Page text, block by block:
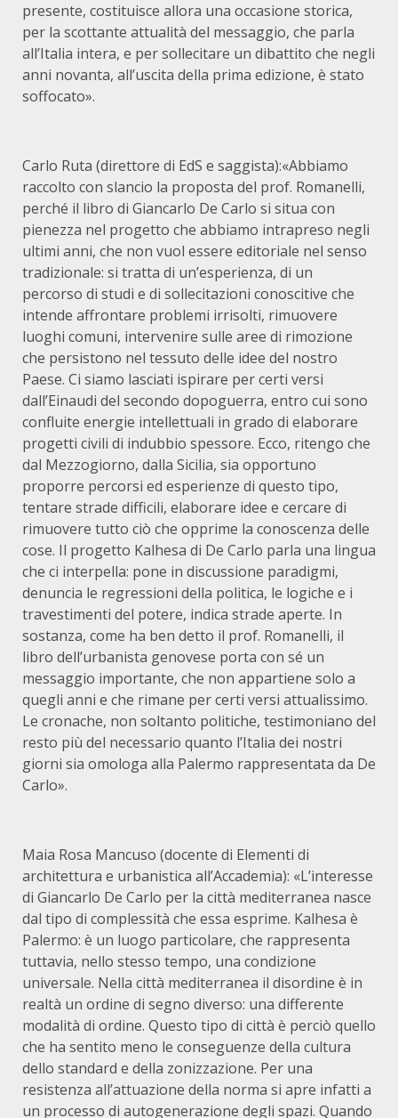
presente, costituisce allora una occasione storica,
per la scottante attualità del messaggio, che parla
all’Italia intera, e per sollecitare un dibattito che negli
anni novanta, all’uscita della prima edizione, è stato
soffocato».
Carlo Ruta (direttore di EdS e saggista):«Abbiamo
raccolto con slancio la proposta del prof. Romanelli,
perché il libro di Giancarlo De Carlo si situa con
pienezza nel progetto che abbiamo intrapreso negli
ultimi anni, che non vuol essere editoriale nel senso
tradizionale: si tratta di un’esperienza, di un
percorso di studi e di sollecitazioni conoscitive che
intende affrontare problemi irrisolti, rimuovere
luoghi comuni, intervenire sulle aree di rimozione
che persistono nel tessuto delle idee del nostro
Paese. Ci siamo lasciati ispirare per certi versi
dall’Einaudi del secondo dopoguerra, entro cui sono
confluite energie intellettuali in grado di elaborare
progetti civili di indubbio spessore. Ecco, ritengo che
dal Mezzogiorno, dalla Sicilia, sia opportuno
proporre percorsi ed esperienze di questo tipo,
tentare strade difficili, elaborare idee e cercare di
rimuovere tutto ciò che opprime la conoscenza delle
cose. Il progetto Kalhesa di De Carlo parla una lingua
che ci interpella: pone in discussione paradigmi,
denuncia le regressioni della politica, le logiche e i
travestimenti del potere, indica strade aperte. In
sostanza, come ha ben detto il prof. Romanelli, il
libro dell’urbanista genovese porta con sé un
messaggio importante, che non appartiene solo a
quegli anni e che rimane per certi versi attualissimo.
Le cronache, non soltanto politiche, testimoniano del
resto più del necessario quanto l’Italia dei nostri
giorni sia omologa alla Palermo rappresentata da De
Carlo».
Maia Rosa Mancuso (docente di Elementi di
architettura e urbanistica all’Accademia): «L’interesse
di Giancarlo De Carlo per la città mediterranea nasce
dal tipo di complessità che essa esprime. Kalhesa è
Palermo: è un luogo particolare, che rappresenta
tuttavia, nello stesso tempo, una condizione
universale. Nella città mediterranea il disordine è in
realtà un ordine di segno diverso: una differente
modalità di ordine. Questo tipo di città è perciò quello
che ha sentito meno le conseguenze della cultura
dello standard e della zonizzazione. Per una
resistenza all’attuazione della norma si apre infatti a
un processo di autogenerazione degli spazi. Quando